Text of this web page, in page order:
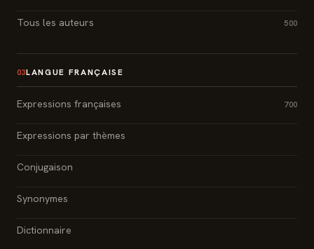
Tous les auteurs 500
03LANGUE FRANÇAISE
Expressions françaises 700
Expressions par thèmes
Conjugaison
Synonymes
Dictionnaire